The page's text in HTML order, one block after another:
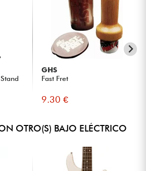
GHS
Fast Fret
9.30 €
OTRO(S) BAJO ELÉCTRICO